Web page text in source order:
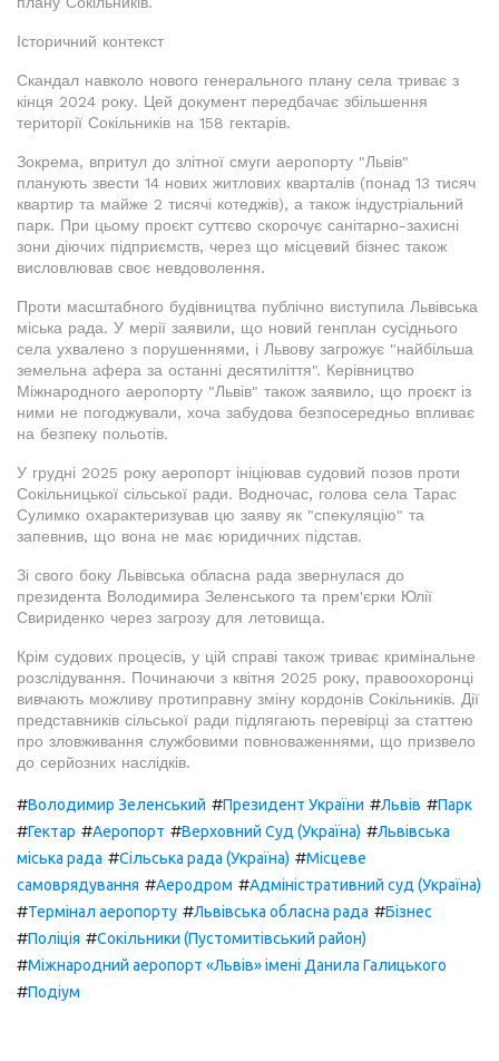
Історичний контекст
Скандал навколо нового генерального плану села триває з
кінця 2024 року. Цей документ передбачає збільшення
території Сокільників на 158 гектарів.
Зокрема, впритул до злітної смуги аеропорту "Львів"
планують звести 14 нових житлових кварталів (понад 13 тисяч
квартир та майже 2 тисячі котеджів), а також індустріальний
парк. При цьому проєкт суттєво скорочує санітарно-захисні
зони діючих підприємств, через що місцевий бізнес також
висловлював своє невдоволення.
Проти масштабного будівництва публічно виступила Львівська
міська рада. У мерії заявили, що новий генплан сусіднього
села ухвалено з порушеннями, і Львову загрожує "найбільша
земельна афера за останні десятиліття". Керівництво
Міжнародного аеропорту "Львів" також заявило, що проєкт із
ними не погоджували, хоча забудова безпосередньо впливає
на безпеку польотів.
У грудні 2025 року аеропорт ініціював судовий позов проти
Сокільницької сільської ради. Водночас, голова села Тарас
Сулимко охарактеризував цю заяву як "спекуляцію" та
запевнив, що вона не має юридичних підстав.
Зі свого боку Львівська обласна рада звернулася до
президента Володимира Зеленського та прем'єрки Юлії
Свириденко через загрозу для летовища.
Крім судових процесів, у цій справі також триває кримінальне
розслідування. Починаючи з квітня 2025 року, правоохоронці
вивчають можливу протиправну зміну кордонів Сокільників. Дії
представників сільської ради підлягають перевірці за статтею
про зловживання службовими повноваженнями, що призвело
до серйозних наслідків.
#Володимир Зеленський #Президент України #Львів #Парк
#Гектар #Аеропорт #Верховний Суд (Україна) #Львівська
міська рада #Сільська рада (Україна) #Місцеве
самоврядування #Аеродром #Адміністративний суд (Україна)
#Термінал аеропорту #Львівська обласна рада #Бізнес
#Поліція #Сокільники (Пустомитівський район)
#Міжнародний аеропорт «Львів» імені Данила Галицького
#Подіум